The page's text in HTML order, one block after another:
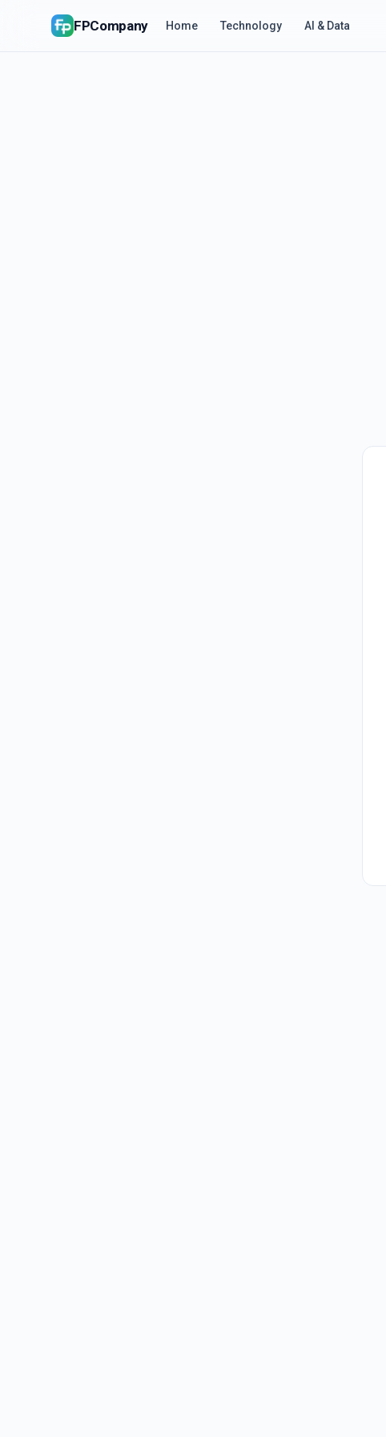
FPCompany Home Technology AI & Data